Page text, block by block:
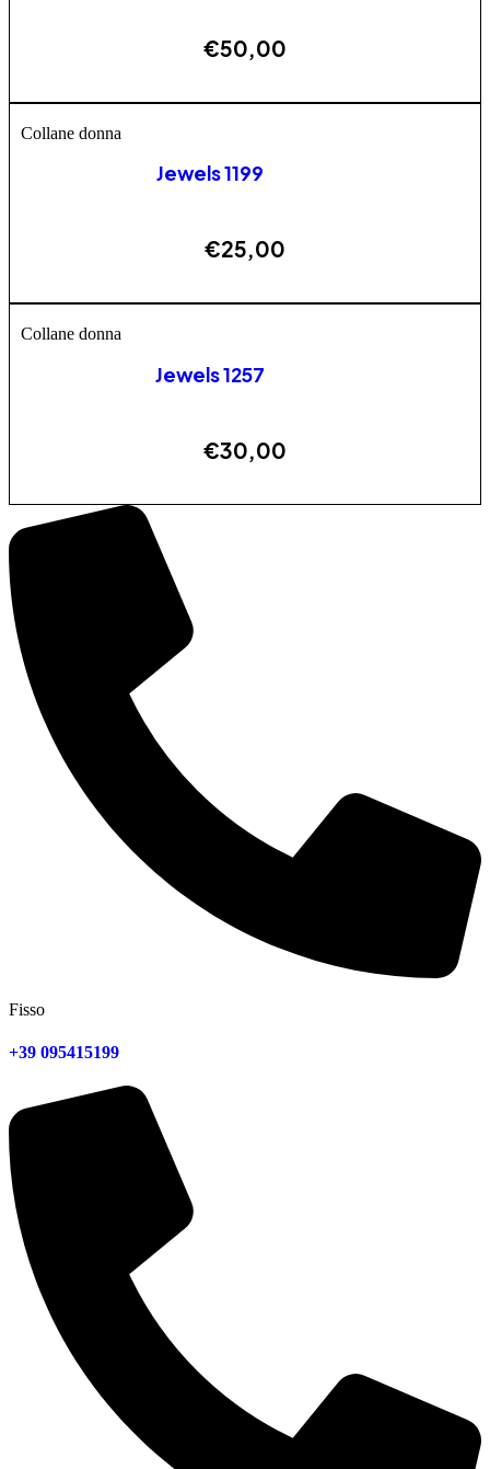
€50,00
Collane donna
Jewels 1199
€25,00
Collane donna
Jewels 1257
€30,00
Fisso
+39 095415199